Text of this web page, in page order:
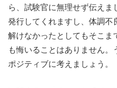
ら、試験官に無理せず伝え
発行してくれますし、体調不
解けなかったとしてもそこま
も悔いることはありません
ポジティブに考えましょう。